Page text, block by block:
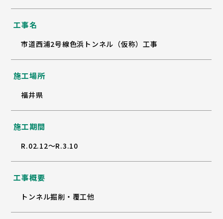
工事名
市道西浦2号線色浜トンネル（仮称）工事
施工場所
福井県
施工期間
R.02.12～R.3.10
工事概要
トンネル掘削・覆工他